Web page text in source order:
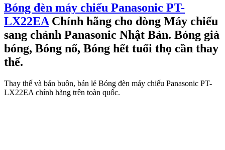
Bóng đèn máy chiếu Panasonic PT-
LX22EA Chính hãng cho dòng Máy chiếu
sang chảnh Panasonic Nhật Bản. Bóng già
bóng, Bóng nổ, Bóng hết tuổi thọ cần thay
thế.
Thay thế và bán buôn, bán lẻ Bóng đèn máy chiếu Panasonic PT-
LX22EA chính hãng trên toàn quốc.